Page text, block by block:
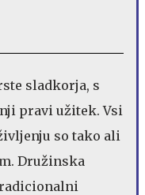
sladkorja, s
pravi užitek. Vsi
so tako ali
Družinska